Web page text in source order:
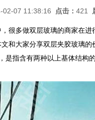
02-07 11:38:16 点击： 421
很多做双层玻璃的商家在
和大家分享双层夹胶玻璃
指含有两种以上基体结构